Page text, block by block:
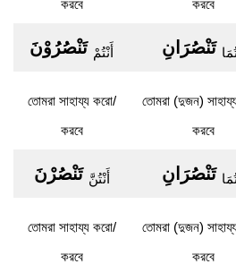
করবে
করবে
أَنْتُمْ تَنْصُرُوْنَ تَنْصُرَانِ
তোমরা সাহায্য করো/
করবে
তোমরা (দুজন)
করবে
أَنْتُنَّ تَنْصُرْنَ تَنْصُرَانِ
তোমরা সাহায্য করো/
করবে
তোমরা (দুজন)
করবে